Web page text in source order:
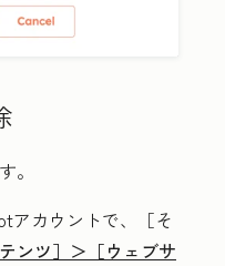
。
アカウントで、
［そ
ンツ］＞ ［ウェブサ